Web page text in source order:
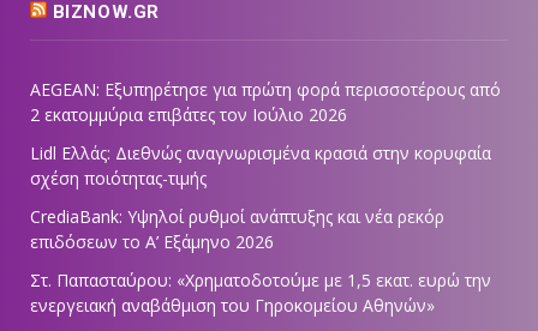
BIZNOW.GR
AEGEAN: Εξυπηρέτησε για πρώτη φορά περισσοτέρους από
2 εκατομμύρια επιβάτες τον Ιούλιο 2026
Lidl Ελλάς: Διεθνώς αναγνωρισμένα κρασιά στην κορυφαία
σχέση ποιότητας-τιμής
CrediaBank: Υψηλοί ρυθμοί ανάπτυξης και νέα ρεκόρ
επιδόσεων το Α’ Εξάμηνο 2026
Στ. Παπασταύρου: «Χρηματοδοτούμε με 1,5 εκατ. ευρώ την
ενεργειακή αναβάθμιση του Γηροκομείου Αθηνών»